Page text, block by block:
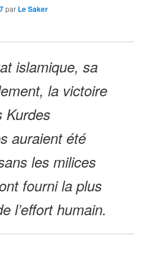
par Le Saker
islamique, sa
la victoire
Kurdes
auraient été
les milices
fourni la plus
l’effort humain.